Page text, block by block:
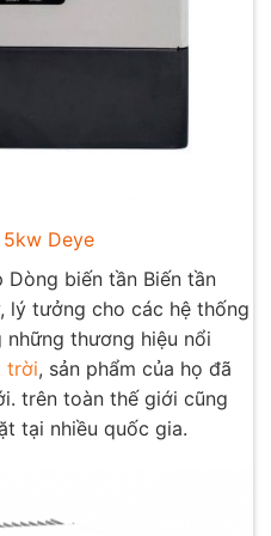
Deye
Dòng biến tần Biến tần
tưởng cho các hệ thống
thương hiệu nổi
trời, sản phẩm của họ đã
trên toàn thế giới cũng
tại nhiều quốc gia.